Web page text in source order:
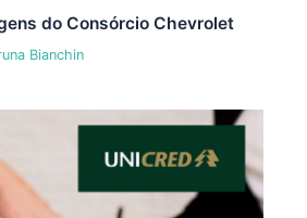
do Consórcio Chevrolet
Bianchin